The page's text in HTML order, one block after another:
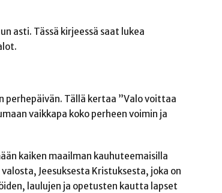
asti. Tässä kirjeessä saat lukea
perhepäivän. Tällä kertaa ”Valo voittaa
vaikkapa koko perheen voimin ja
kaiken maailman kauhuteemaisilla
Jeesuksesta Kristuksesta, joka on
laulujen ja opetusten kautta lapset